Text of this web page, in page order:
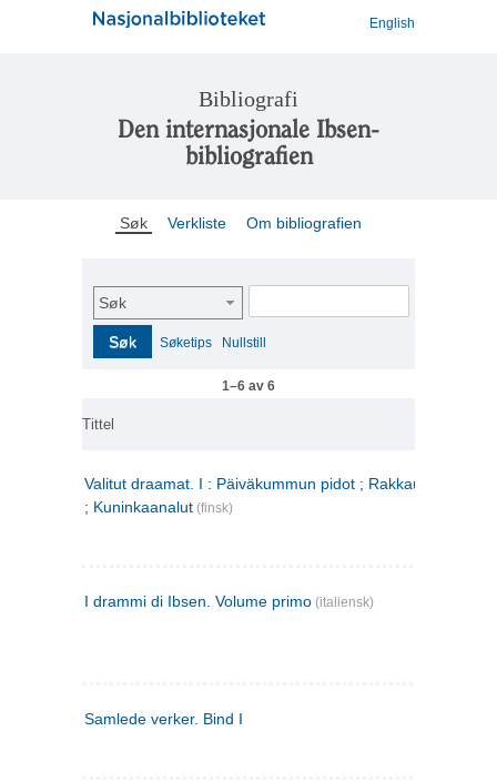
English
Bibliografi
Den internasjonale Ibsen-
bibliografien
Søk Verkliste Om bibliografien
Søk
Søk Søketips Nullstill
1–6 av 6
Tittel
Valitut draamat. I : Päiväkummun pidot ; Rakkauden
; Kuninkaanalut (finsk)
I drammi di Ibsen. Volume primo (italiensk)
Samlede verker. Bind I